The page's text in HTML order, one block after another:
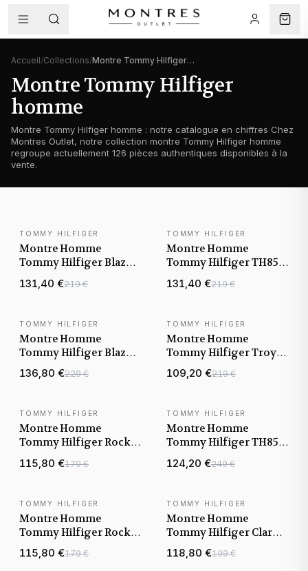
Accueil/Collections/ Montre Tommy Hilfiger homme
Montre Tommy Hilfiger
homme
Montre Tommy Hilfiger homme : notre catalogue en chiffres Chez
Montres Outlet, notre collection montre Tommy Hilfiger homme
regroupe actuellement 126 pièces authentiques disponibles à la
vente.
NOUVEAUTÉ
TOMMY HILFIGER
Montre Homme
Tommy Hilfiger Blaze
1792028 cadran noir
bracelet silicone
131,40 €219 €
NOUVEAUTÉ
TOMMY HILFIGER
Montre Homme
Tommy Hilfiger TH85
1792214 cadran argenté
bracelet acier
131,40 €219 €
NOUVEAUTÉ
TOMMY HILFIGER
Montre Homme
Tommy Hilfiger Blaze
1792031 cadran bleu
bracelet acier
136,80 €229 €
NOUVEAUTÉ
TOMMY HILFIGER
Montre Homme
Tommy Hilfiger Troy
1792106 cadran gris
bracelet acier
109,20 €219 €
NOUVEAUTÉ
TOMMY HILFIGER
Montre Homme
Tommy Hilfiger Rocky
1792179 cadran bleu
bracelet acier
115,80 €179 €
NOUVEAUTÉ
TOMMY HILFIGER
Montre Homme
Tommy Hilfiger TH85
GMT 1792131 cadran noir
bracelet acier
124,20 €249 €
NOUVEAUTÉ
TOMMY HILFIGER
Montre Homme
Tommy Hilfiger Rocky
1792180 cadran vert
bracelet acier
115,80 €179 €
NOUVEAUTÉ
TOMMY HILFIGER
Montre Homme
Tommy Hilfiger Clark
1792079 cadran vert
bracelet acier
118,80 €199 €